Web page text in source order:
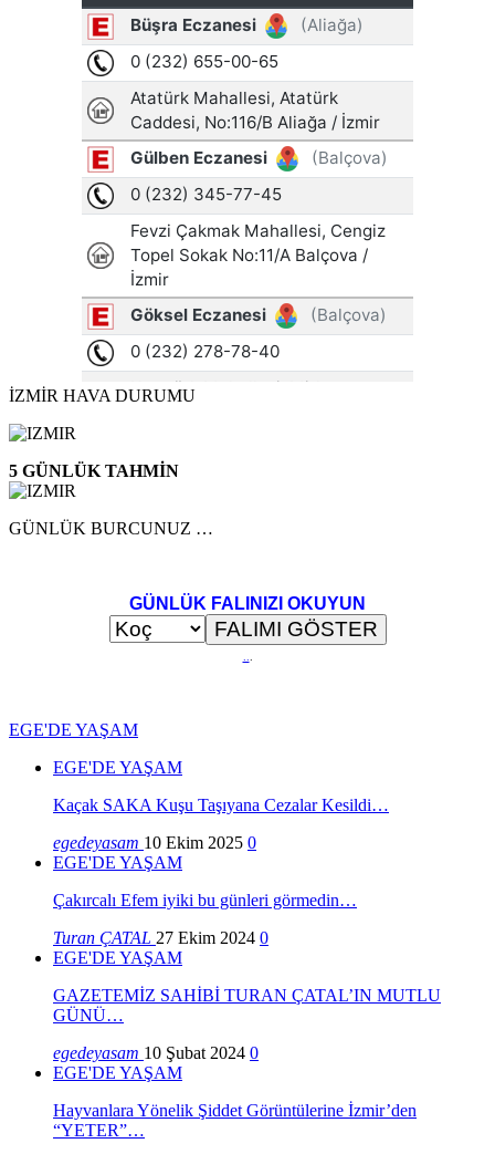
İZMİR HAVA DURUMU
5 GÜNLÜK TAHMİN
GÜNLÜK BURCUNUZ …
GÜNLÜK FALINIZI OKUYUN
...
EGE'DE YAŞAM
EGE'DE YAŞAM
Kaçak SAKA Kuşu Taşıyana Cezalar Kesildi…
egedeyasam 10 Ekim 2025 0
EGE'DE YAŞAM
Çakırcalı Efem iyiki bu günleri görmedin…
Turan ÇATAL 27 Ekim 2024 0
EGE'DE YAŞAM
GAZETEMİZ SAHİBİ TURAN ÇATAL’IN MUTLU
GÜNÜ…
egedeyasam 10 Şubat 2024 0
EGE'DE YAŞAM
Hayvanlara Yönelik Şiddet Görüntülerine İzmir’den
“YETER”…